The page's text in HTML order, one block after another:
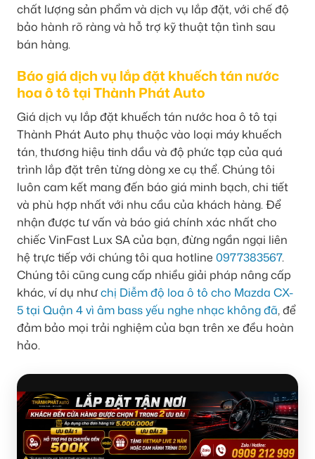
chất lượng sản phẩm và dịch vụ lắp đặt, với chế độ
bảo hành rõ ràng và hỗ trợ kỹ thuật tận tình sau
bán hàng.
Báo giá dịch vụ lắp đặt khuếch tán nước
hoa ô tô tại Thành Phát Auto
Giá dịch vụ lắp đặt khuếch tán nước hoa ô tô tại
Thành Phát Auto phụ thuộc vào loại máy khuếch
tán, thương hiệu tinh dầu và độ phức tạp của quá
trình lắp đặt trên từng dòng xe cụ thể. Chúng tôi
luôn cam kết mang đến báo giá minh bạch, chi tiết
và phù hợp nhất với nhu cầu của khách hàng. Để
nhận được tư vấn và báo giá chính xác nhất cho
chiếc VinFast Lux SA của bạn, đừng ngần ngại liên
hệ trực tiếp với chúng tôi qua hotline 0977383567.
Chúng tôi cũng cung cấp nhiều giải pháp nâng cấp
khác, ví dụ nhưchị Diễm độ loa ô tô cho Mazda CX-
5 tại Quận 4 vì âm bass yếu nghe nhạc không đã, để
đảm bảo mọi trải nghiệm của bạn trên xe đều hoàn
hảo.